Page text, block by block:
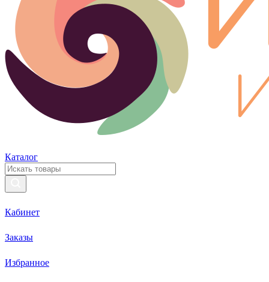
Каталог
Кабинет
Заказы
Избранное